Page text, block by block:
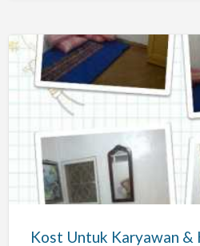
Kost
Untuk
Karyawan
Karyawati
Strategis